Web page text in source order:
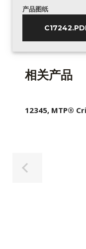
产品图纸
相关产品
12345, MTP®